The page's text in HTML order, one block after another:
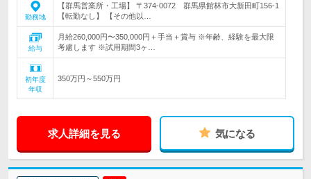
勤務地
【群馬営業所・工場】 〒374-0072 群馬県館林市大新田町156-1
【転勤なし】 【その他以…
給与
月給260,000円〜350,000円＋手当＋賞与 ※年齢、経験を最大限
考慮します ※試用期間3ヶ…
初年度
年収
350万円～550万円
求人詳細を見る 気になる